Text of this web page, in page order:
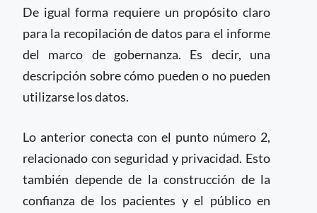
De igual forma requiere un propósito claro
para la recopilación de datos para el informe
del marco de gobernanza. Es decir, una
descripción sobre cómo pueden o no pueden
utilizarse los datos.
Lo anterior conecta con el punto número 2,
relacionado con seguridad y privacidad. Esto
también depende de la construcción de la
confianza de los pacientes y el público en